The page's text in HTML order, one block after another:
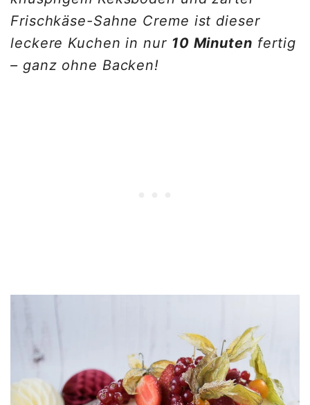
Frischkäse-Sahne Creme ist dieser
leckere Kuchen in nur 10 Minuten fertig
– ganz ohne Backen!